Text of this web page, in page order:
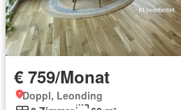
€ 759/Monat
Doppl, Leonding